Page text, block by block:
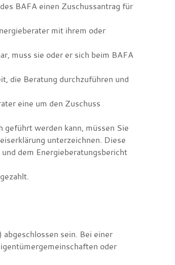
BAFA einen Zuschussantrag für
mit ihrem oder
muss sie oder er sich beim BAFA
die Beratung durchzuführen und
eine um den Zuschuss
geführt werden kann, müssen Sie
unterzeichnen. Diese
dem Energieberatungsbericht
sein. Bei einer
oder